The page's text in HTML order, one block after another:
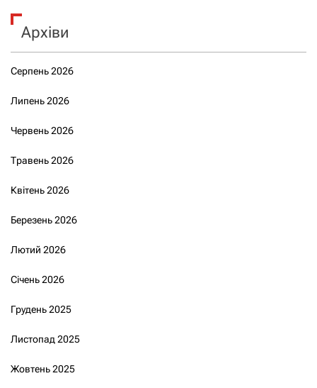
Архіви
Серпень 2026
Липень 2026
Червень 2026
Травень 2026
Квітень 2026
Березень 2026
Лютий 2026
Січень 2026
Грудень 2025
Листопад 2025
Жовтень 2025